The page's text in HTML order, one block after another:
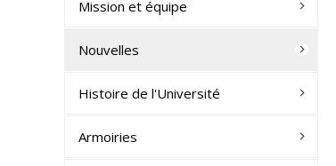
Mission et équipe
Nouvelles
Histoire de l'Université
Armoiries